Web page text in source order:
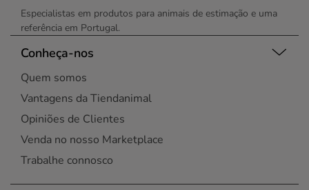
Especialistas em produtos para animais de estimação e uma
referência em Portugal.
Conheça-nos
Quem somos
Vantagens da Tiendanimal
Opiniões de Clientes
Venda no nosso Marketplace
Trabalhe connosco